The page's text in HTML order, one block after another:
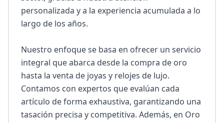
personalizada y a la experiencia acumulada a lo
largo de los años.
Nuestro enfoque se basa en ofrecer un servicio
integral que abarca desde la compra de oro
hasta la venta de joyas y relojes de lujo.
Contamos con expertos que evalúan cada
artículo de forma exhaustiva, garantizando una
tasación precisa y competitiva. Además, en Oro